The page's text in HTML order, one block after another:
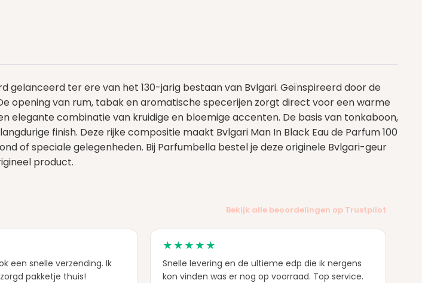
gelanceerd ter ere van het 130-jarig bestaan van Bvlgari. Geïnspireerd door de
opening van rum, tabak en aromatische specerijen zorgt direct voor een warme
elegante combinatie van kruidige en bloemige accenten. De basis van tonkaboon,
finish. Deze rijke compositie maakt Bvlgari Man In Black Eau de Parfum 100
of speciale gelegenheden. Bij Parfumbella bestel je deze originele Bvlgari-geur
product.
Bekijk alle beoordelingen op Trustpilot
een snelle verzending. Ik
pakketje thuis!
★★★★★
Snelle levering en de ultieme edp die ik nergens
kon vinden was er nog op voorraad. Top service.